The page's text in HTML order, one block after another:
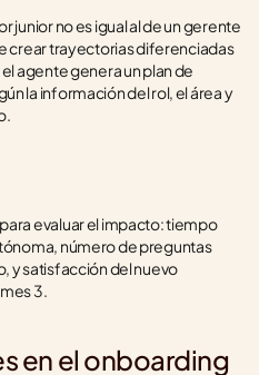
junior no es igual al de un gerente
crear trayectorias diferenciadas
agente genera un plan de
la información del rol, el área y
evaluar el impacto: tiempo
número de preguntas
y satisfacción del nuevo
3.
en el onboarding